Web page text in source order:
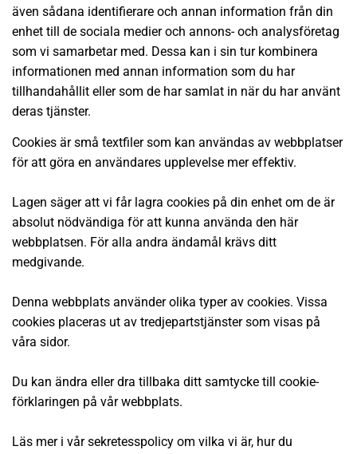
även sådana identifierare och annan information från din
enhet till de sociala medier och annons- och analysföretag
som vi samarbetar med. Dessa kan i sin tur kombinera
informationen med annan information som du har
tillhandahållit eller som de har samlat in när du har använt
deras tjänster.
Cookies är små textfiler som kan användas av webbplatser
för att göra en användares upplevelse mer effektiv.
Lagen säger att vi får lagra cookies på din enhet om de är
absolut nödvändiga för att kunna använda den här
webbplatsen. För alla andra ändamål krävs ditt
medgivande.
Denna webbplats använder olika typer av cookies. Vissa
cookies placeras ut av tredjepartstjänster som visas på
våra sidor.
Du kan ändra eller dra tillbaka ditt samtycke till cookie-
förklaringen på vår webbplats.
Läs mer i vår sekretesspolicy om vilka vi är, hur du